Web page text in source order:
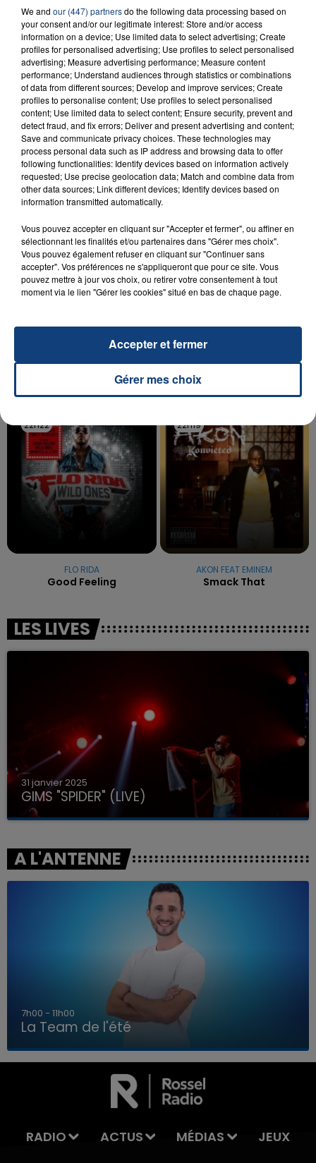
LA TEAM DE L'ÉTÉ
23 juillet 2026
INCENDIE MORTEL À LENS : UNE FEMME ET
SON BÉBÉ ENTRE LA VIE ET LA...
Un homme s'est immolé par le feu après avoir
aspergé sa compagne et leur bébé de trois mois
d'un liquide inflammable.
20 juillet 2026
UNE ADOLESCENTE DEVANT SE FAIRE
La famille a porté plainte contre la clinique qui a
reconnu sa responsabilité et présenté ses
TITRES DIFFUSÉS
22h22
22h22
FLO RIDA
Good Feeling
22h19
22h19
AKON FEAT EMINEM
Smack That
LES LIVES
31 janvier 2025
GIMS "SPIDER" (LIVE)
A L'ANTENNE
7h00 - 11h00
La Team de l'été
RADIO ACTUS MÉDIAS
JEUX
We and our (447) partnersdo the following data processing based on
your consent and/or our legitimate interest: Store and/or access
information on a device; Use limited data to select advertising; Create
profiles for personalised advertising; Use profiles to select personalised
advertising; Measure advertising performance; Measure content
performance; Understand audiences through statistics or combinations
of data from different sources; Develop and improve services; Create
profiles to personalise content; Use profiles to select personalised
content; Use limited data to select content; Ensure security, prevent and
detect fraud, and fix errors; Deliver and present advertising and content;
Save and communicate privacy choices. These technologies may
process personal data such as IP address and browsing data to offer
following functionalities: Identify devices based on information actively
requested; Use precise geolocation data; Match and combine data from
other data sources; Link different devices; Identify devices based on
information transmitted automatically.
Vous pouvez accepter en cliquant sur "Accepter et fermer", ou affiner en
sélectionnant les finalités et/ou partenaires dans "Gérer mes choix".
Vous pouvez également refuser en cliquant sur "Continuer sans
accepter". Vos préférences ne s'appliqueront que pour ce site. Vous
pouvez mettre à jour vos choix, ou retirer votre consentement à tout
moment via le lien "Gérer les cookies" situé en bas de chaque page.
Gérer mes choix
Accepter et fermer